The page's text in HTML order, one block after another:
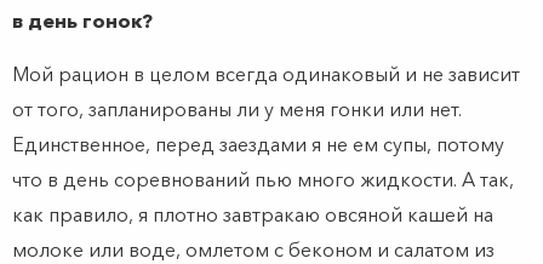
в день гонок?
Мой рацион в целом всегда одинаковый и не зависит
от того, запланированы ли у меня гонки или нет.
Единственное, перед заездами я не ем супы, потому
что в день соревнований пью много жидкости. А так,
как правило, я плотно завтракаю овсяной кашей на
молоке или воде, омлетом с беконом и салатом из